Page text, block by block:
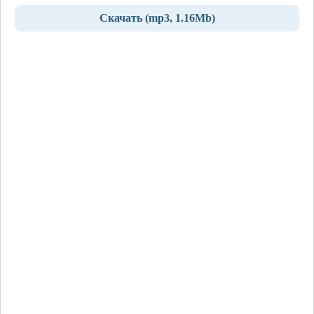
Скачать (mp3, 1.16Mb)